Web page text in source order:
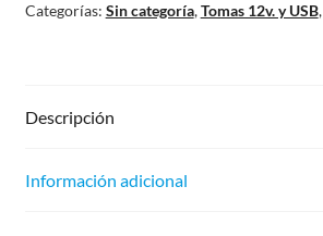
Categorías: Sin categoría,Tomas 12v. y USB,
Descripción
Información adicional